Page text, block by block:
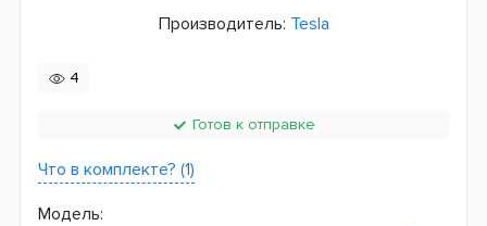
Производитель: Tesla
4
Готов к отправке
Что в комплекте? (1)
Модель: